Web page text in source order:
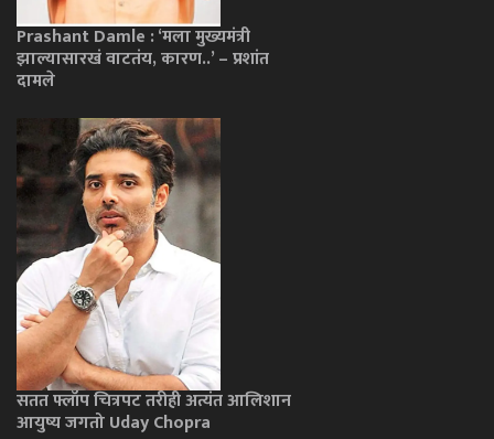
Prashant Damle : ‘मला मुख्यमंत्री
झाल्यासारखं वाटतंय, कारण..’ – प्रशांत
दामले
सतत फ्लॉप चित्रपट तरीही अत्यंत आलिशान
आयुष्य जगतो Uday Chopra